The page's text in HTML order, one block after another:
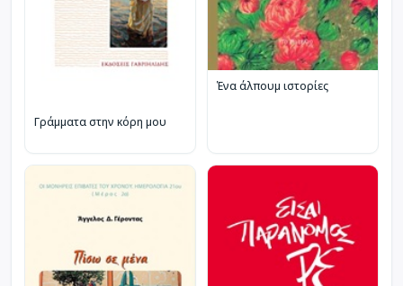
Γράμματα στην κόρη μου
Ένα άλπουμ ιστορίες